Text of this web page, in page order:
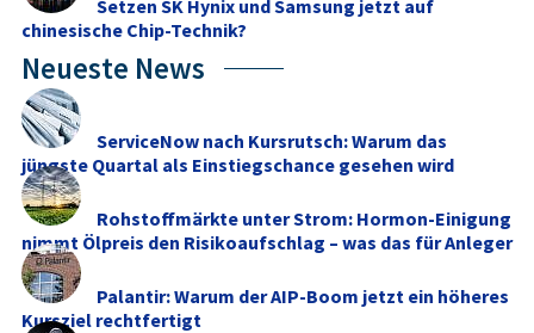
Setzen SK Hynix und Samsung jetzt auf
chinesische Chip-Technik?
Neueste News
ServiceNow nach Kursrutsch: Warum das
jüngste Quartal als Einstiegschance gesehen wird
Rohstoffmärkte unter Strom: Hormon-Einigung
nimmt Ölpreis den Risikoaufschlag – was das für Anleger
...
Palantir: Warum der AIP-Boom jetzt ein höheres
Kursziel rechtfertigt